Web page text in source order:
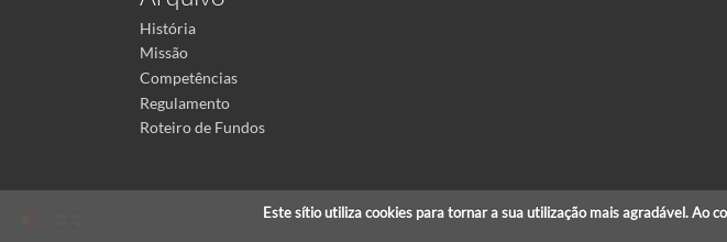
História
Missão
Competências
Regulamento
Roteiro de Fundos
Este sítio utiliza cookies para tornar a sua utilização mais agradável. Ao